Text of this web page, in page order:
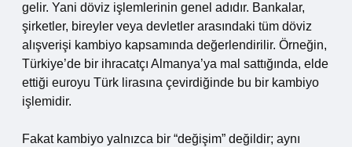
gelir. Yani döviz işlemlerinin genel adıdır. Bankalar,
şirketler, bireyler veya devletler arasındaki tüm döviz
alışverişi kambiyo kapsamında değerlendirilir. Örneğin,
Türkiye’de bir ihracatçı Almanya’ya mal sattığında, elde
ettiği euroyu Türk lirasına çevirdiğinde bu bir kambiyo
işlemidir.
Fakat kambiyo yalnızca bir “değişim” değildir; aynı